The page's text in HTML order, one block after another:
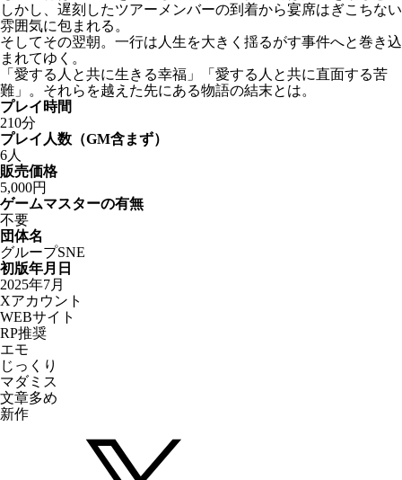
しかし、遅刻したツアーメンバーの到着から宴席はぎこちない
雰囲気に包まれる。
そしてその翌朝。一行は人生を大きく揺るがす事件へと巻き込
まれてゆく。
「愛する人と共に生きる幸福」「愛する人と共に直面する苦
難」。それらを越えた先にある物語の結末とは。
プレイ時間
210分
プレイ人数（GM含まず）
6人
販売価格
5,000円
ゲームマスターの有無
不要
団体名
グループSNE
初版年月日
2025年7月
Xアカウント
WEBサイト
RP推奨
エモ
じっくり
マダミス
文章多め
新作